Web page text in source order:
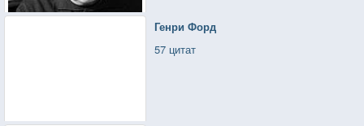
Генри Форд
57 цитат